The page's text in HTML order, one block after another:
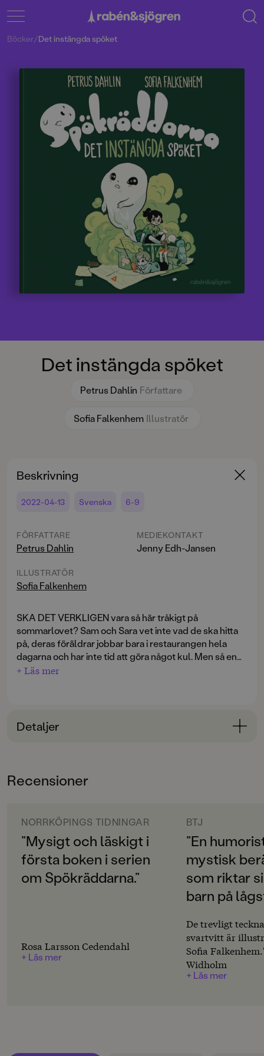
Det instängda spöket
Petrus Dahlin Författare
Sofia Falkenhem Illustratör
Böcker/Det instängda spöket
Beskrivning
2022-04-13 Svenska 6-9
FÖRFATTARE
Petrus Dahlin
ILLUSTRATÖR
Sofia Falkenhem
MEDIEKONTAKT
Jenny Edh-Jansen
SKA DET VERKLIGEN vara så här tråkigt på
sommarlovet? Sam och Sara vet inte vad de ska hitta
på, deras föräldrar jobbar bara i restaurangen hela
dagarna och har inte tid att göra något kul. Men så en
dag berättar pappa att det finns ett hemligt rum i
källaren! Nu får Sam och Sara ta över all utrustning i
det hemliga rummet. Och hur är det egentligen,
+ Läs mer
Detaljer
6-9
Svenska
SPRÅK
Svenska
SERIE
LÄSORDNING
Recensioner
NORRKÖPINGS TIDNINGAR
”Mysigt och läskigt i
första boken i serien
om Spökräddarna.”
Rosa Larsson Cedendahl
+ Läs mer
BTJ
”En
mystisk
som riktar
barn på
De trevligt
svartvitt är
Sofia
Widholm
+ Läs mer